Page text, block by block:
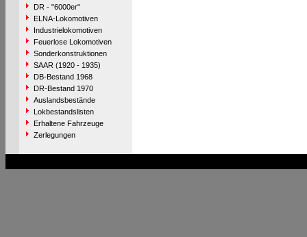
DR - "6000er"
ELNA-Lokomotiven
Industrielokomotiven
Feuerlose Lokomotiven
Sonderkonstruktionen
SAAR (1920 - 1935)
DB-Bestand 1968
DR-Bestand 1970
Auslandsbestände
Lokbestandslisten
Erhaltene Fahrzeuge
Zerlegungen